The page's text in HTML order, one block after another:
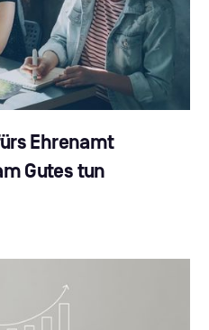
Ehrenamt
Gutes tun